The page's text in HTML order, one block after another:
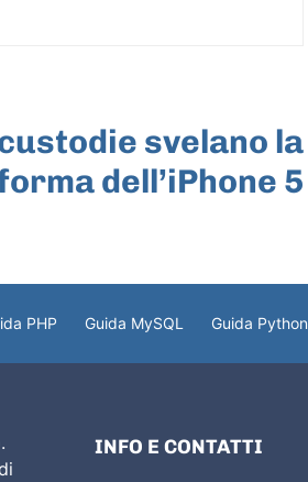
svelano la
dell’iPhone 5
PHP Guida MySQL Guida Python
INFO E CONTATTI